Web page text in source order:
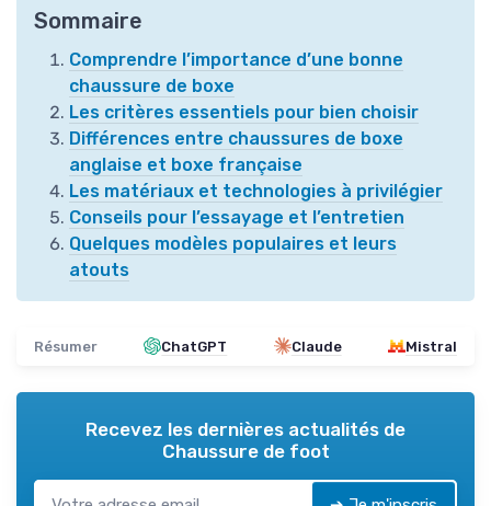
Sommaire
Comprendre l’importance d’une bonne
chaussure de boxe
Les critères essentiels pour bien choisir
Différences entre chaussures de boxe
anglaise et boxe française
Les matériaux et technologies à privilégier
Conseils pour l’essayage et l’entretien
Quelques modèles populaires et leurs
atouts
Résumer ChatGPT Claude Mistral
Recevez les dernières actualités de
Chaussure de foot